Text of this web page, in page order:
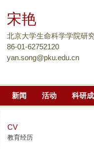
宋艳
北京大学生命科学学院研
86-01-62752120
yan.song@pku.edu.cn
新闻 活动 科研
CV
教育经历